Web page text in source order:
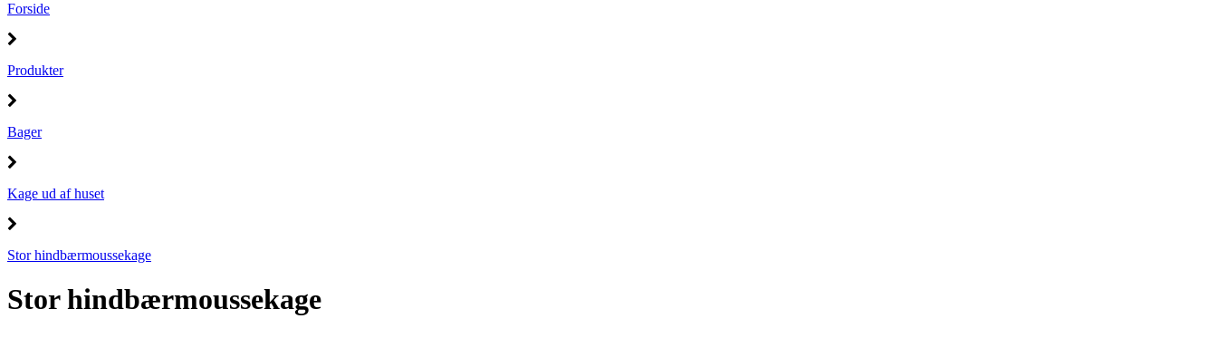
Forside
Produkter
Bager
Kage ud af huset
Stor hindbærmoussekage
Stor hindbærmoussekage